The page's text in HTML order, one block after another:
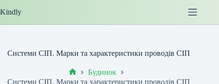
до
Kindly
Системи СІП. Марки та характеристики проводів СІП
Головна
Будинок
Системи СІП. Марки та характеристики проводів СІП